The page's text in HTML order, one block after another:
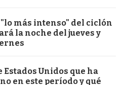
más intenso" del ciclón
la noche del jueves y
Estados Unidos que ha
en este período y qué